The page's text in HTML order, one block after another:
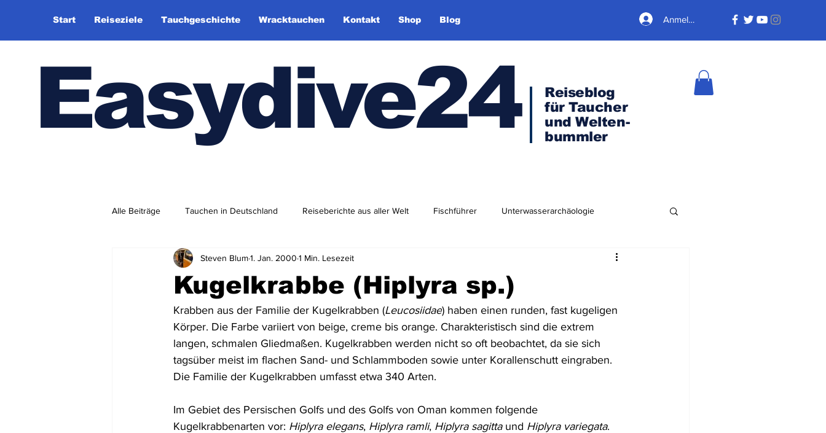
Start Reiseziele Tauchgeschichte Wracktauchen Kontakt Shop Blog Anmelden
Easydive24
Reiseblog
für Taucher
und Welten-
bummler
Alle Beiträge Tauchen in Deutschland Reiseberichte aus aller Welt Fischführer Unterwasserarchäologie
Tauchhistorie TauchsportklubAdlershof Arktis & Antarktis
Mittel- und Südamerika Asien Australien & Neuseeland Wracktauchen Schiffwracks Flugzeugwracks
Dominikanische Republik Schatztauchen Mexiko Kolumbien Puerto Rico US Virgin Islands
St. Lucia Dominica Schottland Jordanien Griechenland Vereinigte Arabische Emirate
Kugelkrabbe (Hiplyra sp.)
Steven Blum1. Jan. 2000 1 Min. Lesezeit
Krabben aus der Familie der Kugelkrabben (Leucosiidae) haben einen runden, fast kugeligen
Körper. Die Farbe variiert von beige, creme bis orange. Charakteristisch sind die extrem
langen, schmalen Gliedmaßen. Kugelkrabben werden nicht so oft beobachtet, da sie sich
tagsüber meist im flachen Sand- und Schlammboden sowie unter Korallenschutt eingraben.
Die Familie der Kugelkrabben umfasst etwa 340 Arten.
Im Gebiet des Persischen Golfs und des Golfs von Oman kommen folgende
Kugelkrabbenarten vor: Hiplyra elegans, Hiplyra ramli, Hiplyra sagitta und Hiplyra variegata.